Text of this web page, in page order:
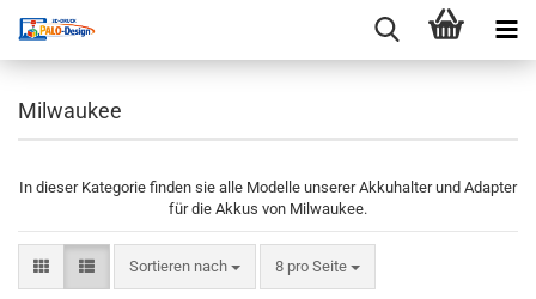
Milwaukee
In dieser Kategorie finden sie alle Modelle unserer Akkuhalter und Adapter
für die Akkus von Milwaukee.
Sortieren nach
Sortieren nach 8 pro Seite
pro Seite